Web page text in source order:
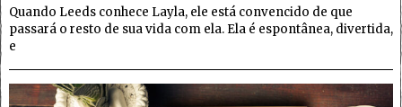
Quando Leeds conhece Layla, ele está convencido de que
passará o resto de sua vida com ela. Ela é espontânea, divertida,
e